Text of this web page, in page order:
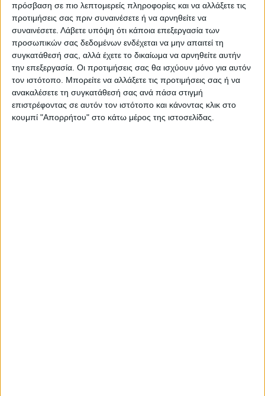
πρόσβαση σε πιο λεπτομερείς πληροφορίες και να αλλάξετε τις
προτιμήσεις σας πριν συναινέσετε ή να αρνηθείτε να
συναινέσετε. Λάβετε υπόψη ότι κάποια επεξεργασία των
προσωπικών σας δεδομένων ενδέχεται να μην απαιτεί τη
συγκατάθεσή σας, αλλά έχετε το δικαίωμα να αρνηθείτε αυτήν
την επεξεργασία. Οι προτιμήσεις σας θα ισχύουν μόνο για αυτόν
τον ιστότοπο. Μπορείτε να αλλάξετε τις προτιμήσεις σας ή να
ανακαλέσετε τη συγκατάθεσή σας ανά πάσα στιγμή
επιστρέφοντας σε αυτόν τον ιστότοπο και κάνοντας κλικ στο
κουμπί "Απορρήτου" στο κάτω μέρος της ιστοσελίδας.
K.Κ.
Τελευταίες Ειδήσεις Σήμερα
Ακολούθησε την εφημερίδα ΝΕΟΣ
ΑΓΩΝ στο Google News!
Όλες οι εξελίξεις στην περιοχή της